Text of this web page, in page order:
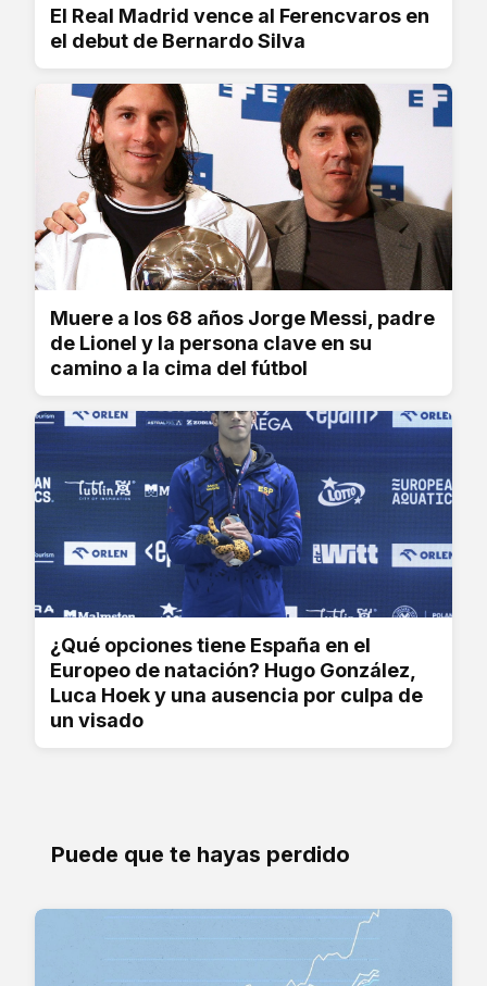
El Real Madrid vence al Ferencvaros en
el debut de Bernardo Silva
Muere a los 68 años Jorge Messi, padre
de Lionel y la persona clave en su
camino a la cima del fútbol
¿Qué opciones tiene España en el
Europeo de natación? Hugo González,
Luca Hoek y una ausencia por culpa de
un visado
Puede que te hayas perdido